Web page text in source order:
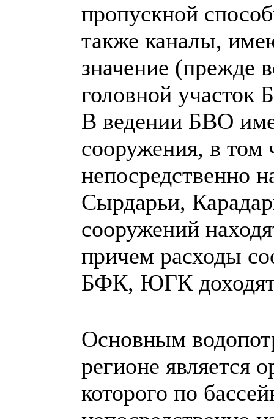
пропускной
также каналы,
значение (прежде
головной участок
В ведении БВО
сооружения, в том
непосредственно
Сырдарьи,
сооружений
причем расходы
БФК, ЮГК
Основным
регионе является
которого по